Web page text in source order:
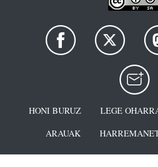
HONI BURUZ LEGE
ARAUAK